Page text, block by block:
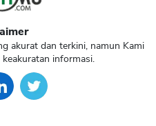
akurat dan terkini, namun Kami
informasi.